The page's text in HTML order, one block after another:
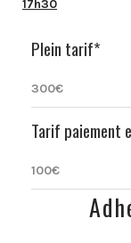
17h30
Plein tarif*
300€
Tarif paiement
100€